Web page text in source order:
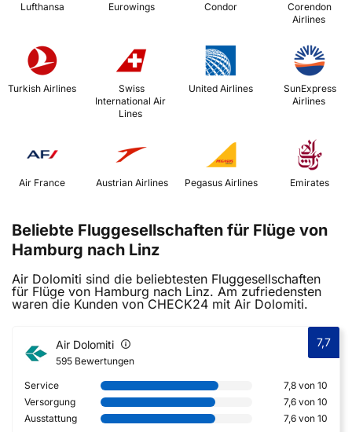
Lufthansa Eurowings Condor
Corendon
Airlines
Turkish Airlines
International Air
Lines
United Airlines
Airlines
Air France Austrian Airlines Emirates
Beliebte Fluggesellschaften für Flüge von
Hamburg nach Linz
Air Dolomiti sind die beliebtesten Fluggesellschaften
für Flüge von Hamburg nach Linz. Am zufriedensten
waren die Kunden von CHECK24 mit Air Dolomiti.
Air Dolomiti
595 Bewertungen
7,7
Service
7,8 von 10
Versorgung
7,6 von 10
Ausstattung
7,6 von 10